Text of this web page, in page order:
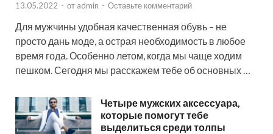
13.05.2022 - от admin - Оставьте комментарий
Для мужчины удобная качественная обувь – не
просто дань моде, а острая необходимость в любое
время года. Особенно летом, когда мы чаще ходим
пешком. Сегодня мы расскажем тебе об основных …
Четыре мужских аксессуара,
которые помогут тебе
выделиться среди толпы